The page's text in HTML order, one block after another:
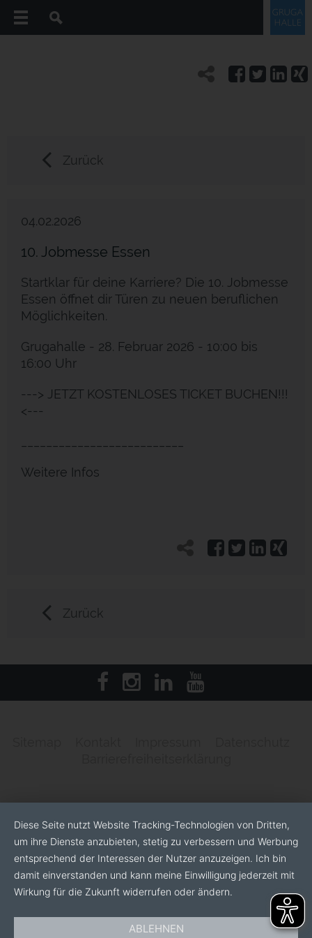
Zurück
04.02.2026
10. Jobmesse Essen
Startklar für deine Karriere? Die 10. Jobmesse
Essen öffnet dir Türen zu neuen beruflichen
Möglichkeiten.
Grugahalle - 28. Februar 2026 - 10:00 bis
16:00 Uhr
---> JETZT KOSTENLOSES TICKET BUCHEN!!!
<---
Weitere Infos
Zurück
Diese Seite nutzt Website Tracking-Technologien von Dritten,
um ihre Dienste anzubieten, stetig zu verbessern und Werbung
entsprechend der Interessen der Nutzer anzuzeigen. Ich bin
damit einverstanden und kann meine Einwilligung jederzeit mit
Wirkung für die Zukunft widerrufen oder ändern.
ABLEHNEN